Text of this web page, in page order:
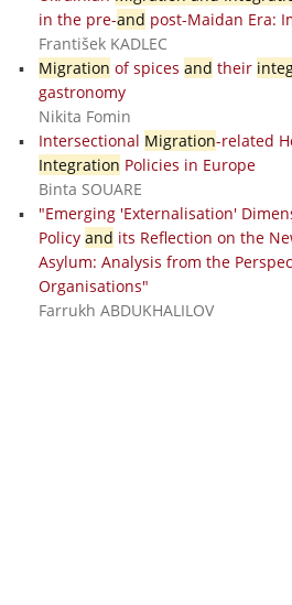
in the pre-and post-Maidan Era:
František KADLEC
Migration of spices and their
gastronomy
Nikita Fomin
Intersectional Migration-related
Integration Policies in Europe
Binta SOUARE
"Emerging 'Externalisation'
Policy and its Reflection on the
Asylum: Analysis from the
Organisations"
Farrukh ABDUKHALILOV